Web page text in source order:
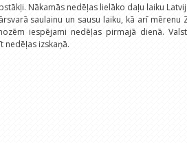
Nākamās nedēļas lielāko daļu laiku
saulainu un sausu laiku, kā arī mērenu
iespējami nedēļas pirmajā dienā.
nedēļas izskaņā.